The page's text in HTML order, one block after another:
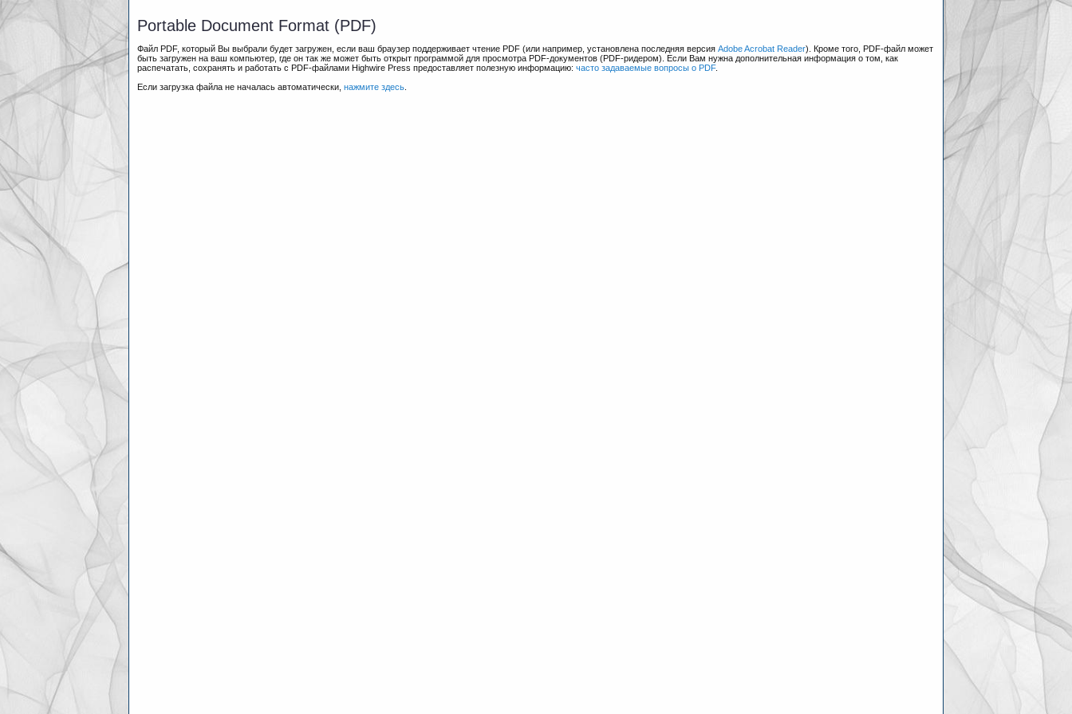
Portable Document Format (PDF)
Файл PDF, который Вы выбрали будет загружен, если ваш браузер поддерживает чтение PDF (или например, установлена последняя версияAdobe Acrobat Reader). Кроме того, PDF-файл может
быть загружен на ваш компьютер, где он так же может быть открыт программой для просмотра PDF-документов (PDF-ридером). Если Вам нужна дополнительная информация о том, как
распечатать, сохранять и работать с PDF-файлами Highwire Press предоставляет полезную информацию:часто задаваемые вопросы о PDF.
Если загрузка файла не началась автоматически,нажмите здесь